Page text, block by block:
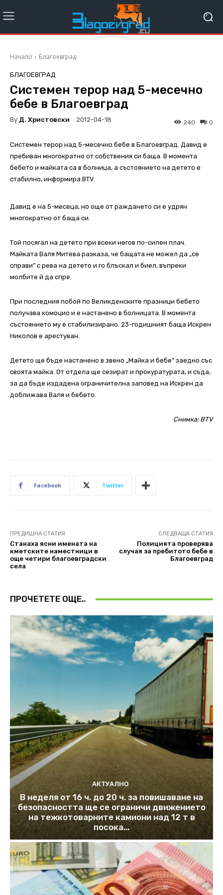
Начало Благоевград
БЛАГОЕВГРАД
Системен терор над 5-месечно
бебе в Благоевград
By Д. Христовски 2012-04-18 0
240
Системен терор над 5-месечно бебе в Благоевград. Давид е
пребиван многократно от собствения си баща. В момента
бебето и майката са в болница, а състоянието на детето е
стабилно, информира BTV.
Давид е на 5-месеца, но още от раждането си е удрян
многократно от баща си.
Той посягал на детето при всеки негов по-силен плач.
Майката Валя Митева разказа, че бащата не можел да „се
справи” с рева на детето и го блъскал и биел, въпреки
молбите й да спре.
При последния побой по Великденските празници бебето
получава комоцио и е настанено в болницата. В момента
състоянието му е стабилизирано. 23-годишният баща Искрен
Николов е арестуван.
Детето ще бъде настанено в звено „Майка и бебе” заедно със
своята майка. От отдела ще сезират и прокуратурата, и съда,
за да бъде издадена ограничителна заповед на Искрен да
доближава Валя и бебето.
Снимка: BTV
Facebook Twitter
ПРЕДИШНА СТАТИЯ
Станаха ясни имената на
кметските наместници в
още четири благоевградски
села
СЛЕДВАЩА СТАТИЯ
Полицията проверява
случая за пребитото бебе в
Благоевград
ПРОЧЕТЕТЕ ОЩЕ..
АКТУАЛНО
В неделя от 16 ч. до 20 ч. за повишаване на
безопасността ще се ограничи движението
на тежкотоварните камиони над 12 т в
посока...